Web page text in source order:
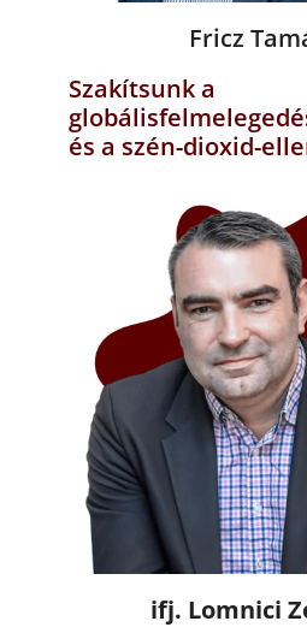
Fricz
Szakítsunk a
és a szén-dioxid-
ifj. Lomnici